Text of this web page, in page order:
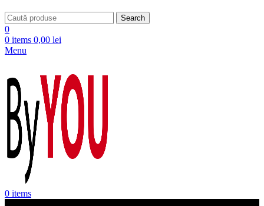
Search
0
0 items 0,00 lei
Menu
0 items